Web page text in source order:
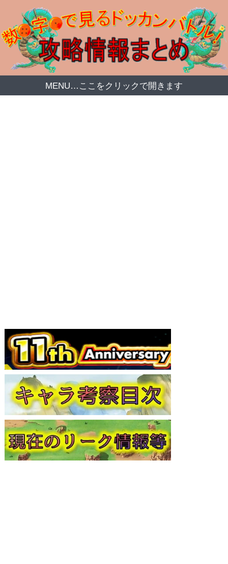
MENU…ここをクリックで開きます